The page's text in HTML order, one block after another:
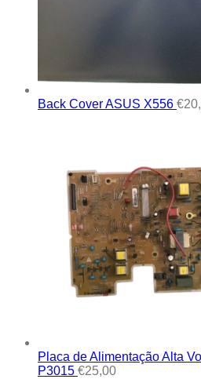
Back Cover ASUS X556 €
Placa de Alimentação Alta
P3015 €25,00